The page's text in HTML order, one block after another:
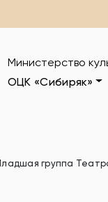
Министерство
ОЦК «Сибиряк»
группа